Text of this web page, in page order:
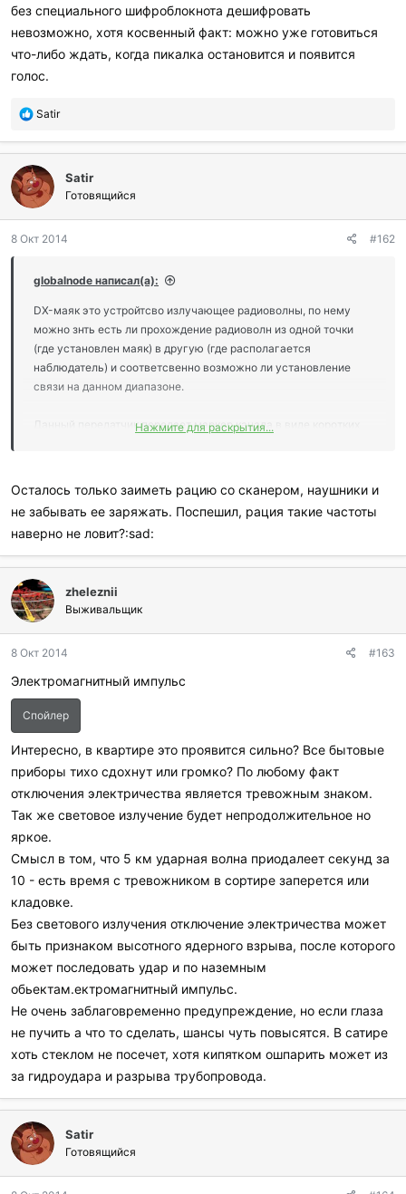
без специального шифроблокнота дешифровать
невозможно, хотя косвенный факт: можно уже готовиться
что-либо ждать, когда пикалка остановится и появится
голос.
П
б
л
а
г
о
а
и
и
:
Satir
Satir
Готовящийся
8 Окт 2014 #162
globalnode написал(а):
DX-маяк это устройтсво излучающее радиоволны, по нему
можно знть есть ли прохождение радиоволн из одной точки
(где установлен маяк) в другую (где располагается
наблюдатель) и соответсвенно возможно ли установление
связи на данном диапазоне.
Данный передатчик передает маркер канала в виде коротких
800 радиосети оповещения (ЦБУ) ЮВО, вещание которой
осуществляется с узла связи «Акация» (бывший 72-й узел
связи штаба СКВО», «Позднее ЮВО») недалеко от Ростова на
Дону.
Формат и виды сигналов:
Вот два последних режима его работы можно использовать в
качестве маяка о том, что что-то случилось. Первые два без
специального шифроблокнота дешифровать невозможно, хотя
косвенный факт: можно уже готовиться что-либо ждать, когда
пикалка остановится и появится голос.
Нажмите для раскрытия...
Осталось только заиметь рацию со сканером, наушники и
не забывать ее заряжать. Поспешил, рация такие частоты
наверно не ловит?:sad:
zheleznii
Выживальщик
8 Окт 2014 #163
Электромагнитный импульс
Спойлер
Интересно, в квартире это проявится сильно? Все бытовые
приборы тихо сдохнут или громко? По любому факт
отключения электричества является тревожным знаком.
Так же световое излучение будет непродолжительное но
яркое.
Смысл в том, что 5 км ударная волна приодалеет секунд за
10 - есть время с тревожником в сортире заперется или
кладовке.
Без светового излучения отключение электричества может
быть признаком высотного ядерного взрыва, после которого
может последовать удар и по наземным
обьектам.ектромагнитный импульс.
Не очень заблаговременно предупреждение, но если глаза
не пучить а что то сделать, шансы чуть повысятся. В сатире
хоть стеклом не посечет, хотя кипятком ошпарить может из
за гидроудара и разрыва трубопровода.
Satir
Готовящийся